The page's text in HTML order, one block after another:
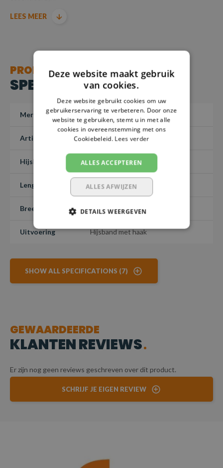
Dit betreft een maatwerk artikel en kan niet worden
Producten voldoen aan de machinerichtlijn EN1492-1-
2000+A1:2008
LEES MEER
PRODUCT
SPECIFICATIES
Merk SafetyLoad
Artikelnummer PHBHK90D4-250
Hijslast (7:1) 3 ton
Lengte 2,5 meter
Breedte 90 mm
Uitvoering Hijsband met haak
SHOW ALL SPECIFICATIONS (7)
GEWAARDEERDE
KLANTEN REVIEWS
Er zijn nog geen reviews geschreven over dit product.
SCHRIJF JE EIGEN REVIEW
Deze website maakt gebruik
van cookies.
Deze website gebruikt cookies om uw
gebruikerservaring te verbeteren. Door onze
website te gebruiken, stemt u in met alle
cookies in overeenstemming met ons
Cookiebeleid. Lees verder
ALLES ACCEPTEREN
ALLES AFWIJZEN
DETAILS WEERGEVEN